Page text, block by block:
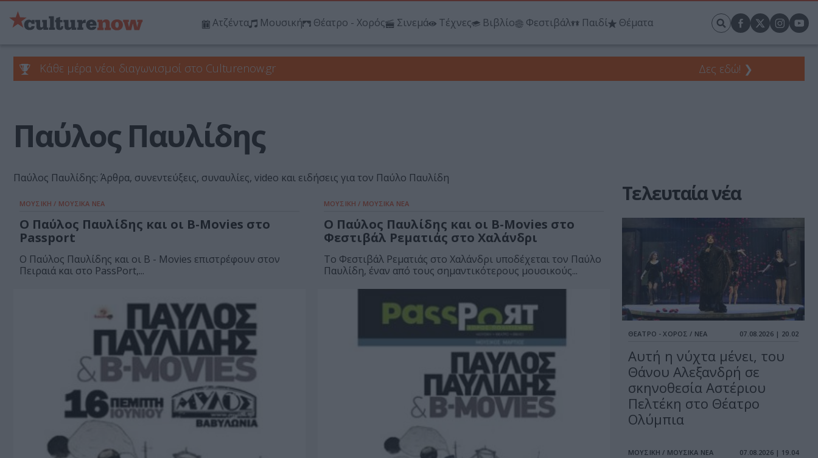
Ατζέντα Μουσική Θέατρο - Χορός Σινεμά Τέχνες Βιβλίο Φεστιβάλ Παιδί Θέματα
Κάθε μέρα νέοι διαγωνισμοί στο Culturenow.gr Δες εδώ! ❯
Παύλος Παυλίδης
Παύλος Παυλίδης: Άρθρα, συνεντεύξεις, συναυλίες, video και ειδήσεις για τον Παύλο Παυλίδη
ΜΟΥΣΙΚΗ / ΜΟΥΣΙΚΑ ΝΕΑ
Ο Παύλος Παυλίδης και οι B-Movies στο
Passport
Ο Παύλος Παυλίδης και οι B - Movies επιστρέφουν στον
Πειραιά και στο PassPort,...
ΜΟΥΣΙΚΗ / ΜΟΥΣΙΚΑ ΝΕΑ
Ο Παύλος Παυλίδης και οι B-Movies στο
Φεστιβάλ Ρεματιάς στο Χαλάνδρι
Το Φεστιβάλ Ρεματιάς στο Χαλάνδρι υποδέχεται τον Παύλο
Παυλίδη, έναν από τους σημαντικότερους μουσικούς...
Τελευταία νέα
ΘΕΑΤΡΟ - ΧΟΡΟΣ / ΝΕΑ 07.08.2026 | 20.02
Αυτή η νύχτα μένει, του
Θάνου Αλεξανδρή σε
σκηνοθεσία Αστέριου
Πελτέκη στο Θέατρο
Ολύμπια
ΜΟΥΣΙΚΗ / ΜΟΥΣΙΚΑ ΝΕΑ 07.08.2026 | 19.04